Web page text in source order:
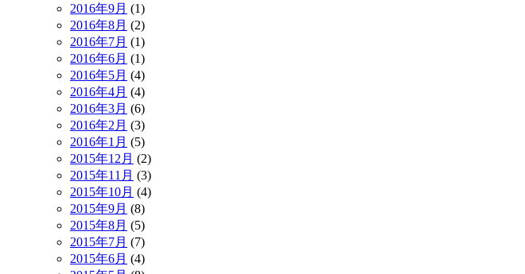
2016年9月 (1)
2016年8月 (2)
2016年7月 (1)
2016年6月 (1)
2016年5月 (4)
2016年4月 (4)
2016年3月 (6)
2016年2月 (3)
2016年1月 (5)
2015年12月 (2)
2015年11月 (3)
2015年10月 (4)
2015年9月 (8)
2015年8月 (5)
2015年7月 (7)
2015年6月 (4)